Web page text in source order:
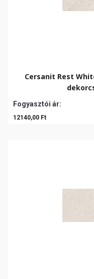
Cersanit Rest
Fogyasztói ár:
12140,00 Ft